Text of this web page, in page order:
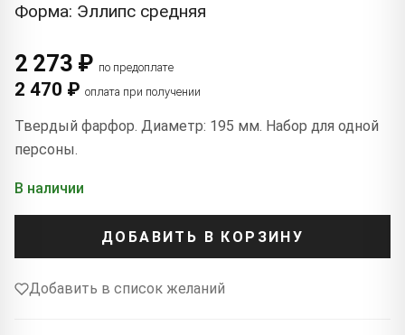
Форма: Эллипс средняя
2 273 ₽ по предоплате
2 470 ₽ оплата при получении
Твердый фарфор. Диаметр: 195 мм. Набор для одной
персоны.
В наличии
ДОБАВИТЬ В КОРЗИНУ
Добавить в список желаний